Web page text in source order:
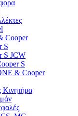
Cooper
S
S JCW
S
& Cooper